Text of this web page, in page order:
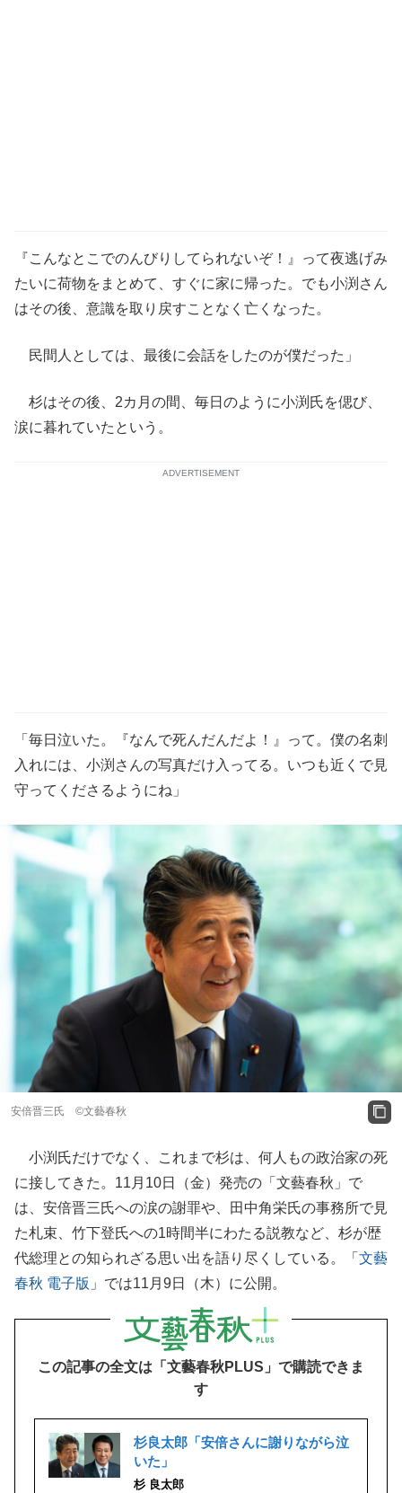
『こんなとこでのんびりしてられないぞ！』って夜逃げみ
たいに荷物をまとめて、すぐに家に帰った。でも小渕さん
はその後、意識を取り戻すことなく亡くなった。
民間人としては、最後に会話をしたのが僕だった」
杉はその後、2カ月の間、毎日のように小渕氏を偲び、
涙に暮れていたという。
ADVERTISEMENT
「毎日泣いた。『なんで死んだんだよ！』って。僕の名刺
入れには、小渕さんの写真だけ入ってる。いつも近くで見
守ってくださるようにね」
安倍晋三氏 ©文藝春秋
小渕氏だけでなく、これまで杉は、何人もの政治家の死
に接してきた。11月10日（金）発売の「文藝春秋」で
は、安倍晋三氏への涙の謝罪や、田中角栄氏の事務所で見
た札束、竹下登氏への1時間半にわたる説教など、杉が歴
代総理との知られざる思い出を語り尽くしている。「 文藝
春秋 電子版 」では11月9日（木）に公開。
この記事の全文は「文藝春秋PLUS」で購読できま
す
杉良太郎「安倍さんに謝りながら泣
いた」
杉 良太郎